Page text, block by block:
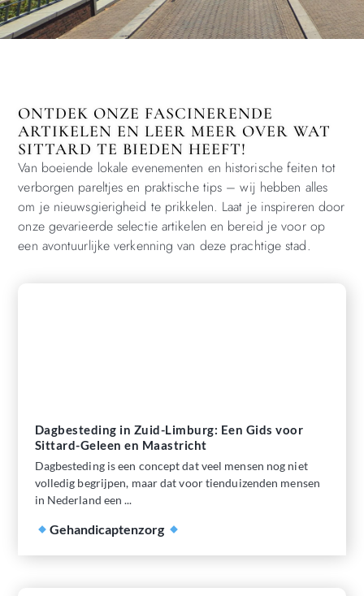
ONTDEK ONZE FASCINERENDE
ARTIKELEN EN LEER MEER OVER WAT
SITTARD TE BIEDEN HEEFT!
Van boeiende lokale evenementen en historische feiten tot
verborgen pareltjes en praktische tips – wij hebben alles
om je nieuwsgierigheid te prikkelen. Laat je inspireren door
onze gevarieerde selectie artikelen en bereid je voor op
een avontuurlijke verkenning van deze prachtige stad.
Dagbesteding in Zuid-Limburg: Een Gids voor
Sittard-Geleen en Maastricht
Dagbesteding is een concept dat veel mensen nog niet
volledig begrijpen, maar dat voor tienduizenden mensen
in Nederland een ...
Gehandicaptenzorg